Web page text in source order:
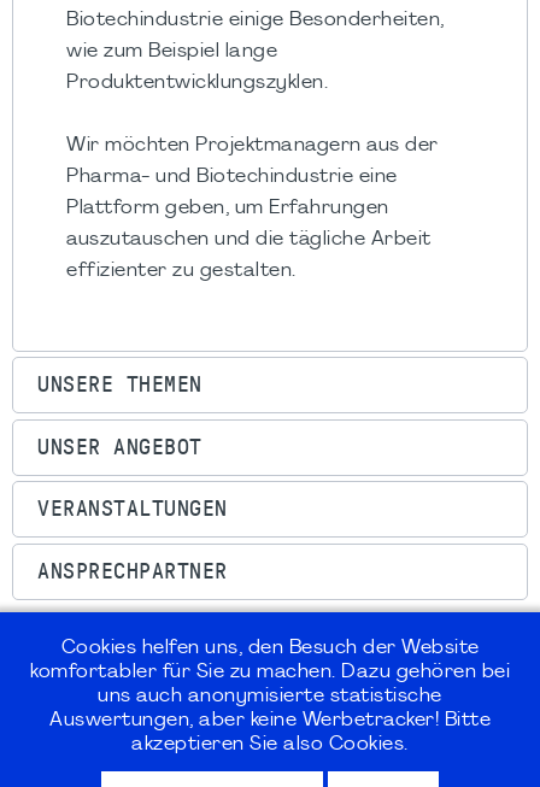
Biotechindustrie einige Besonderheiten,
wie zum Beispiel lange
Produktentwicklungszyklen.
Wir möchten Projektmanagern aus der
Pharma- und Biotechindustrie eine
Plattform geben, um Erfahrungen
auszutauschen und die tägliche Arbeit
effizienter zu gestalten.
UNSERE THEMEN
UNSER ANGEBOT
VERANSTALTUNGEN
ANSPRECHPARTNER
©2026PMI Germany Chapter e.V.
Impressum | Kontakt | Disclaimer |
Cookies helfen uns, den Besuch der Website
komfortabler für Sie zu machen. Dazu gehören bei
uns auch anonymisierte statistische
Auswertungen, aber keine Werbetracker! Bitte
akzeptieren Sie also Cookies.